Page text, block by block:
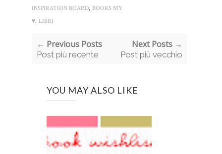
INSPIRATION BOARD, BOOKS MY
♥, LIBRI
← Previous Posts
Post più recente
Next Posts →
Post più vecchio
YOU MAY ALSO LIKE